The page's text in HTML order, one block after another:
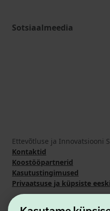
Sotsiaalmeedia
Ettevõtluse ja Innovatsiooni
Kontaktid
Koostööpartnerid
Kasutustingimused
Privaatsuse ja küpsiste